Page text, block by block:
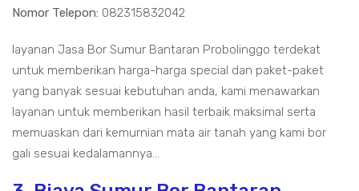
Nomor Telepon: 082315832042
layanan Jasa Bor Sumur Bantaran Probolinggo terdekat
untuk memberikan harga-harga special dan paket-paket
yang banyak sesuai kebutuhan anda, kami menawarkan
layanan untuk memberikan hasil terbaik maksimal serta
memuaskan dari kemurnian mata air tanah yang kami bor
gali sesuai kedalamannya...